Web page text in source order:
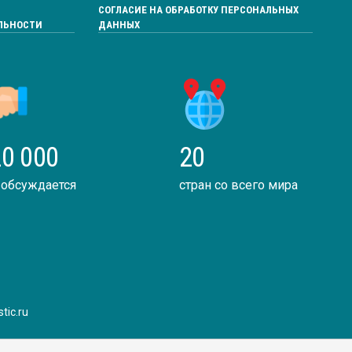
СОГЛАСИЕ НА ОБРАБОТКУ ПЕРСОНАЛЬНЫХ
ДАННЫХ
000 20
стран со всего мира